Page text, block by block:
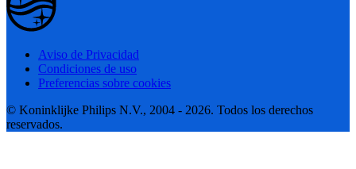
Aviso de Privacidad
Condiciones de uso
Preferencias sobre cookies
© Koninklijke Philips N.V., 2004 - 2026. Todos los derechos
reservados.